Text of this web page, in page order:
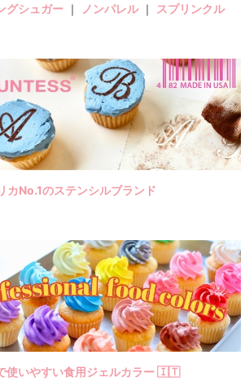
グシュガー ｜ ノンパレル｜ スプリンクル
カNo.1のステンシルブランド
使いやすい食用ジェルカラー 🇮🇹